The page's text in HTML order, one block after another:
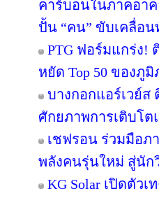
คาร์บอนในภาคอาค
ปั้น “คน” ขับเคลื่อ
PTG ฟอร์มแกร่ง!
หยัด Top 50 ของภู
บางกอกแอร์เวย์ส
ศักยภาพการเติบโ
เชฟรอน ร่วมมือภ
พลังคนรุ่นใหม่ สู่นัก
KG Solar เปิดตัว